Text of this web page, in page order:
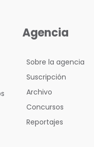
Agencia
Sobre la agencia
Suscripción
Archivo
Concursos
Reportajes